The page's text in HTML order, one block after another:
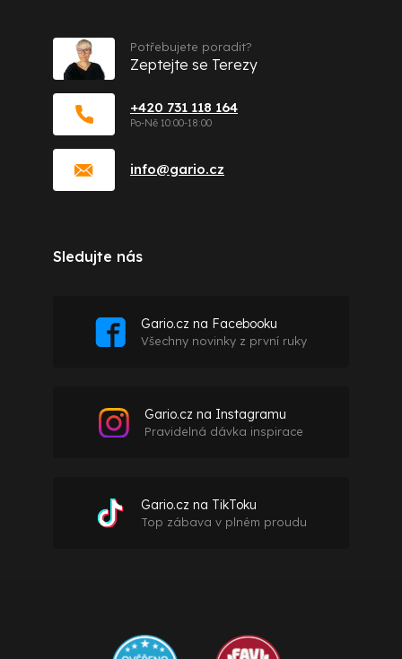
info@gario.cz
+420 731 118 164
Potřebujete poradit?
Zeptejte se Terezy
Sledujte nás
Gario.cz na Facebooku
Všechny novinky z první ruky
Gario.cz na Instagramu
Pravidelná dávka inspirace
Gario.cz na TikToku
Top zábava v plném proudu